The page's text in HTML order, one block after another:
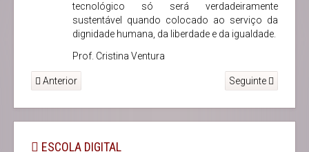
tecnológico só será verdadeiramente
sustentável quando colocado ao serviço da
dignidade humana, da liberdade e da igualdade.
Prof. Cristina Ventura
Anterior Seguinte
ESCOLA DIGITAL